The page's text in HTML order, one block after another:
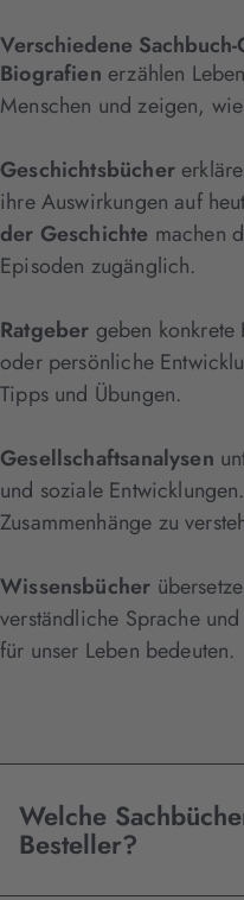
Verschiedene Sachbuch-
Biografien erzählen
Menschen und zeigen,
Geschichtsbücher
ihre Auswirkungen auf
der Geschichte machen
Episoden zugänglich.
Ratgeber geben
oder persönliche
Tipps und Übungen.
Gesellschaftsanalysen
und soziale
Zusammenhänge zu
Wissensbücher
verständliche Sprache
für unser Leben bedeuten.
Welche
Besteller?